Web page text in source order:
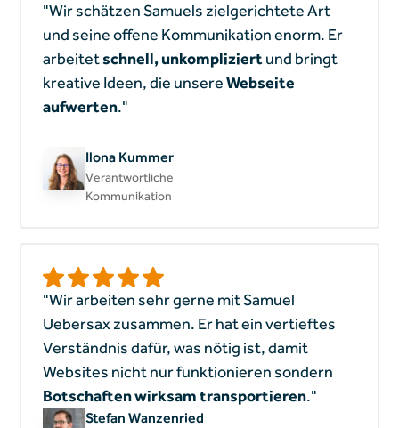
"Wir schätzen Samuels zielgerichtete Art
und seine offene Kommunikation enorm. Er
arbeitetschnell, unkompliziertund bringt
kreative Ideen, die unsereWebseite
aufwerten."
Ilona Kummer
Verantwortliche
Kommunikation
"Wir arbeiten sehr gerne mit Samuel
Uebersax zusammen. Er hat ein vertieftes
Verständnis dafür, was nötig ist, damit
Websites nicht nur funktionieren sondern
Botschaften wirksam transportieren."
Stefan Wanzenried